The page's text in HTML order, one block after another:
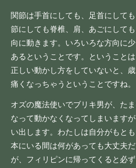
関節は手首にしても、足首にして
節にしても脊椎、肩、あごにして
向に動きます。いろいろな方向に
あるということです。ということ
正しい動かし方をしていないと、
痛くなっちゃうということですね。
オズの魔法使いでブリキ男が、た
なって動かなくなってしまいます
い出します。わたしは自分がもと
本にいる間は何があっても大丈夫
が、フィリピンに帰ってくると必ず